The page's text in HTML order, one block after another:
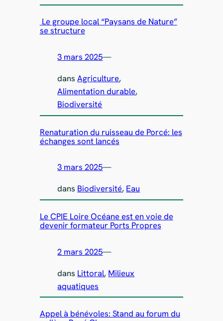
Le groupe local “Paysans de Nature”
se structure
3 mars 2025—
dansAgriculture
Alimentation durable
Biodiversité
Renaturation du ruisseau de Porcé: les
échanges sont lancés
3 mars 2025—
dans Biodiversité, Eau
Le CPIE Loire Océane est en voie de
devenir formateur Ports Propres
2 mars 2025—
dans Littoral, Milieux
aquatiques
Appel à bénévoles: Stand au forum du